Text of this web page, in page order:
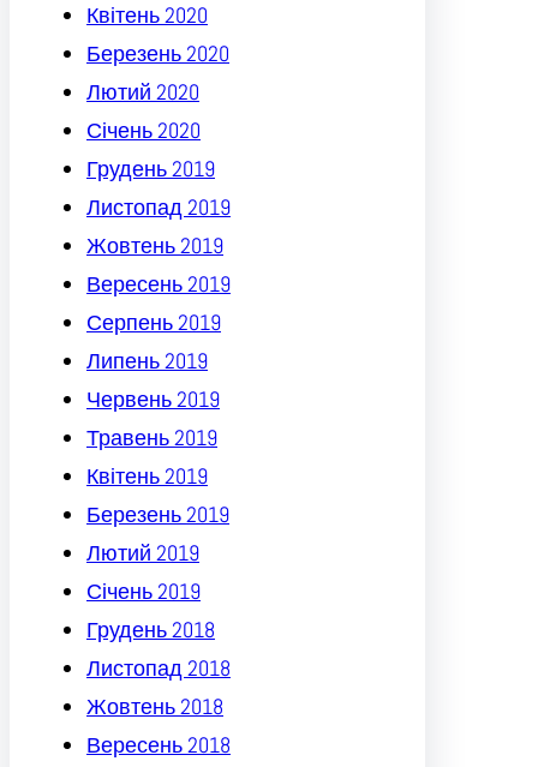
Квітень 2020
Березень 2020
Лютий 2020
Січень 2020
Грудень 2019
Листопад 2019
Жовтень 2019
Вересень 2019
Серпень 2019
Липень 2019
Червень 2019
Травень 2019
Квітень 2019
Березень 2019
Лютий 2019
Січень 2019
Грудень 2018
Листопад 2018
Жовтень 2018
Вересень 2018